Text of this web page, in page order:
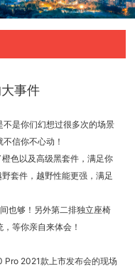
事件
是你们幻想过很多次的场景
信你不心动！
色以及高级黑套件，满足你
套件，越野性能更强，满足
也够！另外第二排独立座椅
等你亲自来体会！
Pro 2021款上市发布会的现场